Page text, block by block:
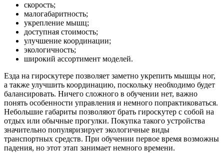
скорость;
малогабаритность;
укрепление мышц;
доступная стоимость;
улучшение координации;
экологичность;
широкий ассортимент моделей.
Езда на гироскутере позволяет заметно укрепить мышцы ног,
а также улучшить координацию, поскольку необходимо будет
балансировать. Ничего сложного в обучении нет, важно
понять особенности управления и немного попрактиковаться.
Небольшие габариты позволяют брать гироскутер с собой на
отдых или обычные прогулки. Покупка такого устройства
значительно популяризирует экологичные виды
транспортных средств. При обучении первое время возможны
падения, но этот этап занимает немного времени.